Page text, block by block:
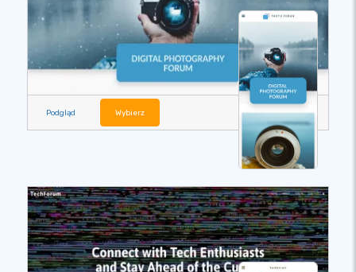
Podgląd Wybierz